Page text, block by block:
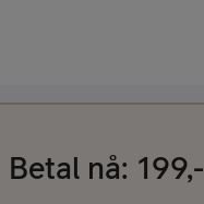
Betal nå: 199,-